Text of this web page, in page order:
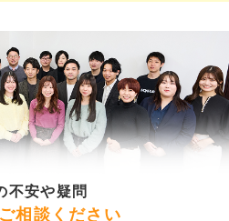
不安や疑問
相談ください